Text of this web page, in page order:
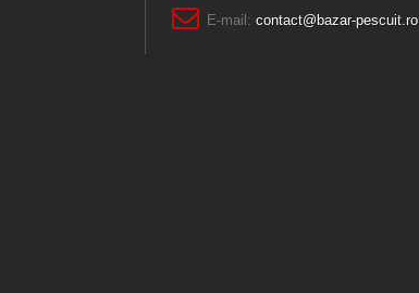
E-mail: contact@bazar-pescuit.ro